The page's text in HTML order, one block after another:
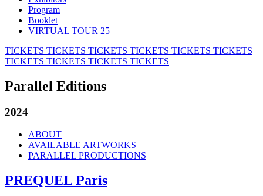
Program
Booklet
VIRTUAL TOUR 25
TICKETS TICKETS TICKETS TICKETS TICKETS TICKETS
TICKETS TICKETS TICKETS TICKETS
Parallel Editions
2024
ABOUT
AVAILABLE ARTWORKS
PARALLEL PRODUCTIONS
PREQUEL Paris